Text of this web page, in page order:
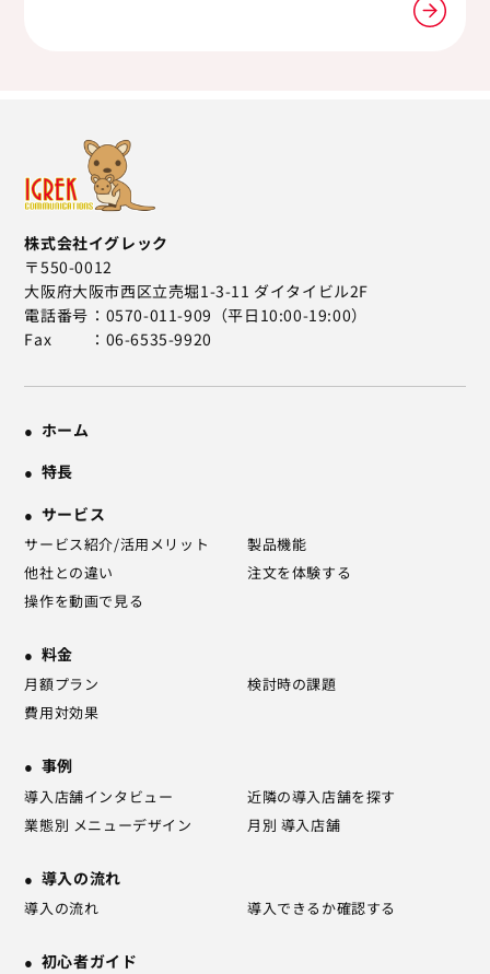
株式会社イグレック
〒550-0012
大阪府大阪市西区立売堀1-3-11 ダイタイビル2F
電話番号
0570-011-909（平日10:00-19:00）
Fax
06-6535-9920
ホーム
特長
サービス
サービス紹介/活用メリット
製品機能
他社との違い
注文を体験する
操作を動画で見る
料金
月額プラン
検討時の課題
費用対効果
事例
導入店舗インタビュー
近隣の導入店舗を探す
業態別 メニューデザイン
月別 導入店舗
導入の流れ
導入の流れ 導入できるか確認する
初心者ガイド